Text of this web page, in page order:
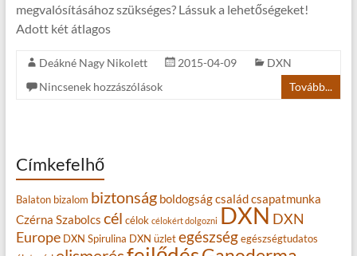
megvalósításához szükséges? Lássuk a lehetőségeket!
Adott két átlagos
Deákné Nagy Nikolett 2015-04-09
DXN
Nincsenek hozzászólások
Tovább...
Címkefelhő
Balaton bizalom biztonság boldogságcsaládcsapatmunka
Czérna Szabolcs cél célok célokért dolgozni DXNDXN
Europe DXN Spirulina DXN üzlet egészség egészségtudatos